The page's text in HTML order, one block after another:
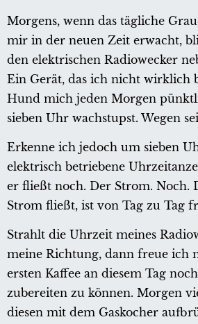
Morgens, wenn das tägliche
mir in der neuen Zeit erwacht,
den elektrischen Radiowecker
Ein Gerät, das ich nicht wirklich
Hund mich jeden Morgen
sieben Uhr wachstupst. Wegen
Erkenne ich jedoch um sieben
elektrisch betriebene
er fließt noch. Der Strom. Noch.
Strom fließt, ist von Tag zu Tag
Strahlt die Uhrzeit meines
meine Richtung, dann freue ich
ersten Kaffee an diesem Tag
zubereiten zu können. Morgen
diesen mit dem Gaskocher